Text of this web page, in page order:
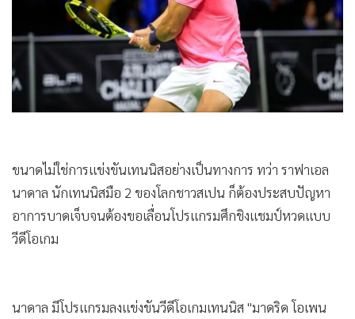
Infographic
• การเมือง
• กีฬา
• ต่างประเทศ
เศรษฐกิจ-ธุรกิจ
• จีน
• ชุมชน-คุณภาพชีวิต
• อาชญากรรม
• วิทยาศาสตร์
ขนาดไม่ใช่การแข่งขันเทนนิสอย่างเป็นทางการ ทว่า ราฟาเอล
นาดาล นักเทนนิสมือ 2 ของโลกชาวสเปน ก็ต้องประสบปัญหา
อาการบาดเจ็บจนต้องขอเลื่อนโปรแกรมศึกชิงแชมป์หวดแบบ
วีดีโอเกม
นาดาล มีโปรแกรมลงแข่งขันวีดีโอเกมเทนนิส "มาดริด โอเพน